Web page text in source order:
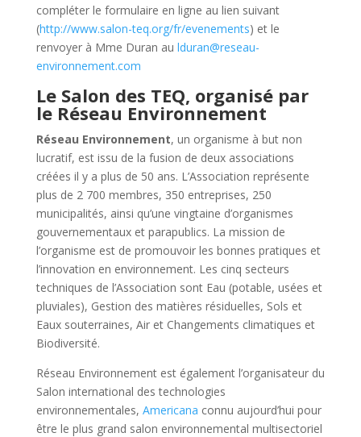
compléter le formulaire en ligne au lien suivant
(http://www.salon-teq.org/fr/evenements) et le
renvoyer à Mme Duran au lduran@reseau-
environnement.com
Le Salon des TEQ, organisé par
le Réseau Environnement
Réseau Environnement, un organisme à but non
lucratif, est issu de la fusion de deux associations
créées il y a plus de 50 ans. L’Association représente
plus de 2 700 membres, 350 entreprises, 250
municipalités, ainsi qu’une vingtaine d’organismes
gouvernementaux et parapublics. La mission de
l’organisme est de promouvoir les bonnes pratiques et
l’innovation en environnement. Les cinq secteurs
techniques de l’Association sont Eau (potable, usées et
pluviales), Gestion des matières résiduelles, Sols et
Eaux souterraines, Air et Changements climatiques et
Biodiversité.
Réseau Environnement est également l’organisateur du
Salon international des technologies
environnementales, Americana connu aujourd’hui pour
être le plus grand salon environnemental multisectoriel